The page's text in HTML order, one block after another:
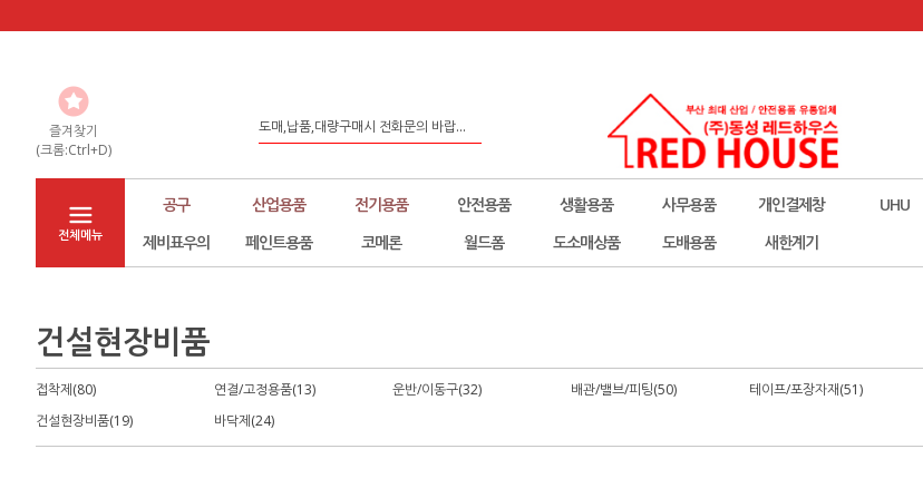
즐겨찾기
(크롬:Ctrl+D)
좀 더 나은 환경구축을 위해서 노력하...
전체메뉴
공구 산업용품 전기용품 안전용품 생활용품 사무용품 개인결제창 UHU
제비표우의
페인트용품 코메론 월드폼 도소매상품 도배용품 새한계기
건설현장비품
접착제(80) 연결/고정용품(13) 운반/이동구(32) 배관/밸브/피팅(50) 테이프/포장자재(51)
건설현장비품(19)
바닥제(24)